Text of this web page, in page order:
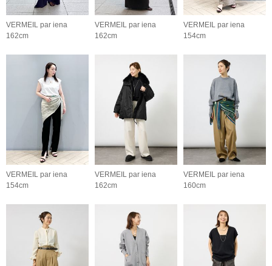
VERMEIL par iena
162cm
VERMEIL par iena
162cm
VERMEIL par iena
154cm
VERMEIL par iena
154cm
VERMEIL par iena
162cm
VERMEIL par iena
160cm